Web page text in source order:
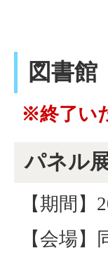
図書館
※終了い
パネル
【期間
【会場